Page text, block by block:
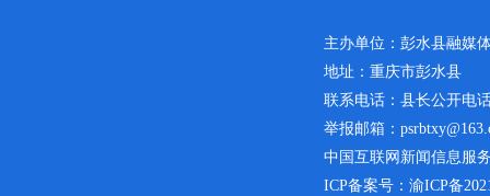
主办单位：彭水县融媒
地址：重庆市彭水县
联系电话：县长公开电
举报邮箱：
中国互联网新闻信息服
ICP备案号： 渝ICP备